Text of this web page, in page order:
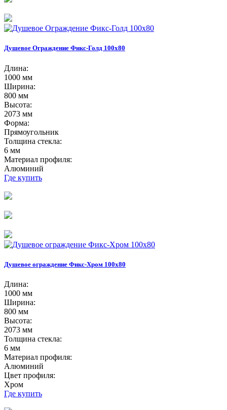
Душевое Ограждение Фикс-Голд 100х80
Длина:
1000 мм
Ширина:
800 мм
Высота:
2073 мм
Форма:
Прямоугольник
Толщина стекла:
6 мм
Материал профиля:
Алюминий
Где купить
Душевое ограждение Фикс-Хром 100х80
Длина:
1000 мм
Ширина:
800 мм
Высота:
2073 мм
Толщина стекла:
6 мм
Материал профиля:
Алюминий
Цвет профиля:
Хром
Где купить